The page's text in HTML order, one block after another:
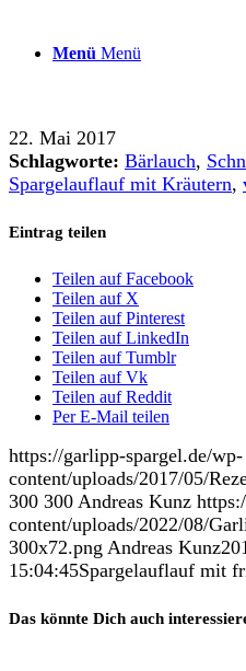
Menü Menü
22. Mai 2017
Schlagworte: Bärlauch,
Spargelauflauf mit Kräutern,
Eintrag teilen
Teilen auf Facebook
Teilen auf X
Teilen auf Pinterest
Teilen auf LinkedIn
Teilen auf Tumblr
Teilen auf Vk
Teilen auf Reddit
Per E-Mail teilen
https://garlipp-spargel.de/wp-
content/uploads/2017/05/
300 300 Andreas Kunz
content/uploads/2022/08/
300x72.png Andreas Kunz
15:04:45Spargelauflauf mit
Das könnte Dich auch